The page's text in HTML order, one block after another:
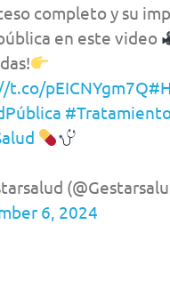
completo y su
en este video
t.co/pEICNYgm7Q
6, 2024